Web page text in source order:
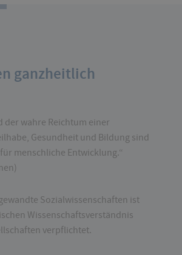
ganzheitlich
der wahre Reichtum einer
Gesundheit und Bildung sind
menschliche Entwicklung.“
Sozialwissenschaften ist
Wissenschaftsverständnis
verpflichtet.